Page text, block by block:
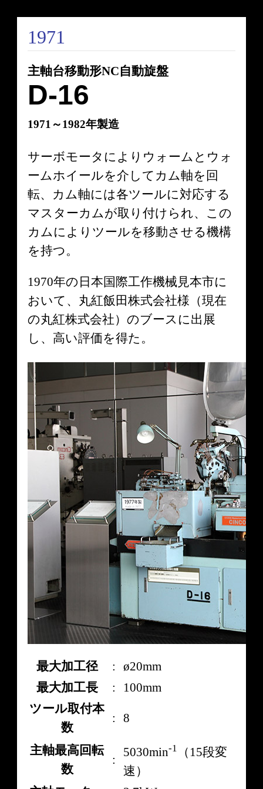
1971
主軸台移動形NC自動旋盤
D-16
1971～1982年製造
サーボモータによりウォームとウォ
ームホイールを介してカム軸を回
転、カム軸には各ツールに対応する
マスターカムが取り付けられ、この
カムによりツールを移動させる機構
を持つ。
1970年の日本国際工作機械見本市に
おいて、丸紅飯田株式会社様（現在
の丸紅株式会社）のブースに出展
し、高い評価を得た。
最大加工径 :
ø20mm
最大加工長
:
100mm
ツール取付本
数
: 8
主軸最高回転
数
:
5030min-1
（15段変
速）